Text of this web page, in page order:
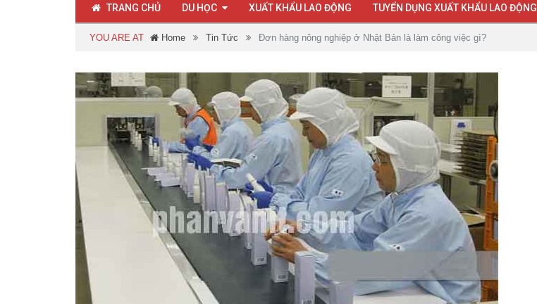
TRANG CHỦ DU HỌC XUẤT KHẨU LAO ĐỘNG TUYỂN DỤNG XUẤT KHẨU LAO ĐỘNG
YOU ARE AT Home Tin Tức Đơn hàng nông nghiệp ở Nhật Bản là làm công việc gì?